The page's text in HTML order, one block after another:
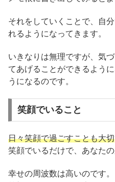
それをしていくことで、自
れるようになってきます。
いきなりは無理ですが、気
てあげることができるよう
うになるのです。
笑顔でいること
日々笑顔で過ごすことも大切
笑顔でいるだけで、あなた
幸せの周波数は高いのです。